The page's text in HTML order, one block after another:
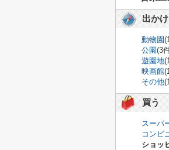
出か
動物園
公園(3
遊園地
映画館
その他
買う
スーパ
コンビ
ショッ